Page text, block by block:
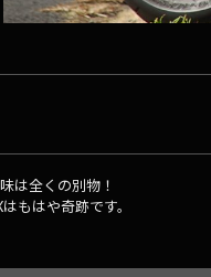
は全くの別物！
もはや奇跡です。